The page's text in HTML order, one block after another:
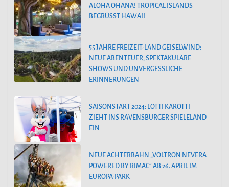
ALOHA OHANA! TROPICAL ISLANDS
BEGRÜSST HAWAII
55 JAHRE FREIZEIT-LAND GEISELWIND:
NEUE ABENTEUER, SPEKTAKULÄRE
SHOWS UND UNVERGESSLICHE
ERINNERUNGEN
SAISONSTART 2024: LOTTI KAROTTI
ZIEHT INS RAVENSBURGER SPIELELAND
EIN
NEUE ACHTERBAHN „VOLTRON NEVERA
POWERED BY RIMAC“ AB 26. APRIL IM
EUROPA-PARK